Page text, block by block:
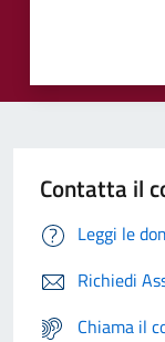
Contatta il
Leggi le
Richiedi
Chiama il